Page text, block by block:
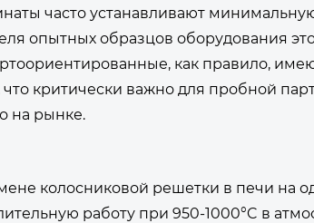
часто устанавливают
опытных образцов оборудования
как правило,
критически важно для пробной
на рынке.
колосниковой решетки в печи на
работу при 950-1000°C в